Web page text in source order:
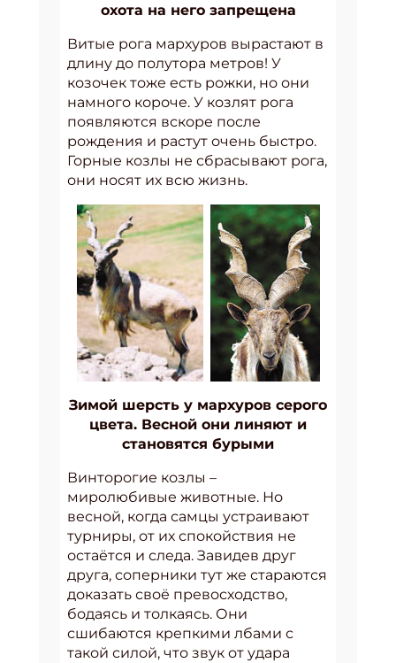
охота на него запрещена
Витые рога мархуров вырастают в
длину до полутора метров! У
козочек тоже есть рожки, но они
намного короче. У козлят рога
появляются вскоре после
рождения и растут очень быстро.
Горные козлы не сбрасывают рога,
они носят их всю жизнь.
Зимой шерсть у мархуров серого
цвета. Весной они линяют и
становятся бурыми
Винторогие козлы –
миролюбивые животные. Но
весной, когда самцы устраивают
турниры, от их спокойствия не
остаётся и следа. Завидев друг
друга, соперники тут же стараются
доказать своё превосходство,
бодаясь и толкаясь. Они
сшибаются крепкими лбами с
такой силой, что звук от удара